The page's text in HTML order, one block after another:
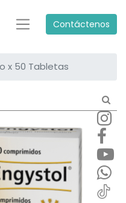
Contáctenos
x 50 Tabletas